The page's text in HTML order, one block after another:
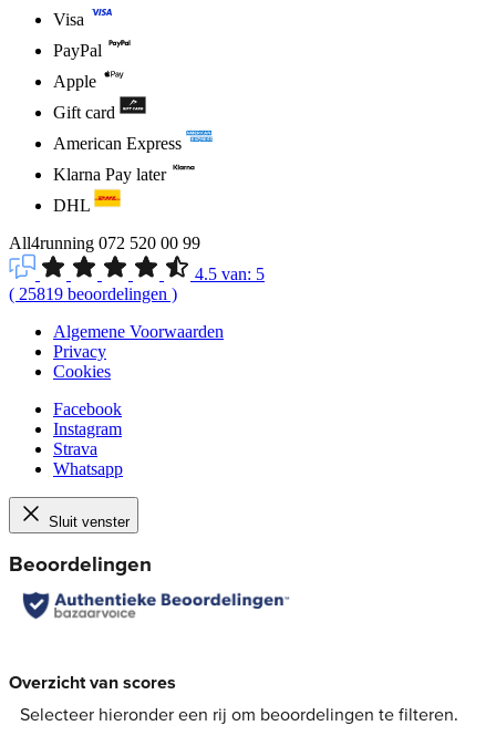
Visa
PayPal
Apple
Gift card
American Express
Klarna Pay later
DHL
All4running 072 520 00 99
4.5 van: 5
( 25819 beoordelingen )
Algemene Voorwaarden
Privacy
Cookies
Facebook
Instagram
Strava
Whatsapp
Sluit venster